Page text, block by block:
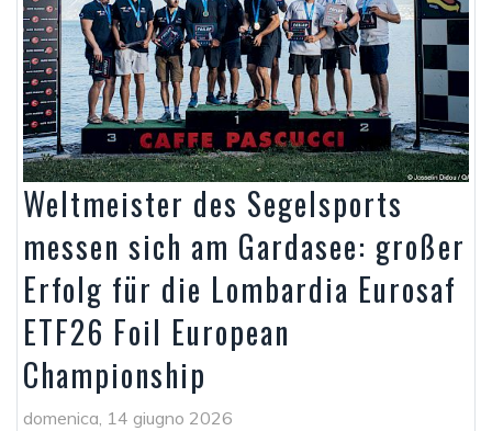
Weltmeister des Segelsports
messen sich am Gardasee: großer
Erfolg für die Lombardia Eurosaf
ETF26 Foil European
Championship
domenica, 14 giugno 2026